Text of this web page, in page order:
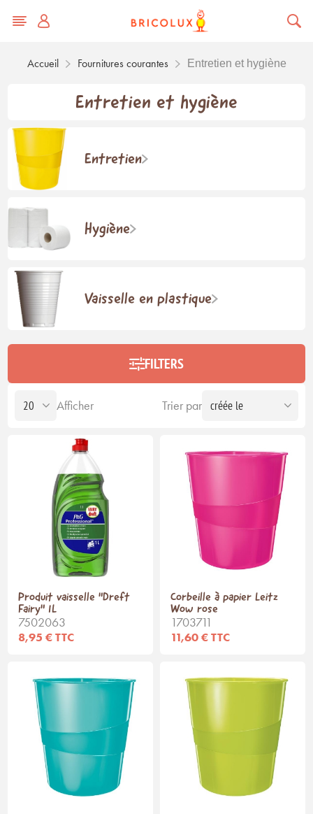
Accueil Fournitures courantes Entretien et hygiène
Entretien et hygiène
Entretien
Hygiène
Vaisselle en plastique
FILTERS
Trier par
Afficher
Produit vaisselle "Dreft
Fairy" 1L
7502063
8,95 € TTC
Corbeille à papier Leitz
Wow rose
1703711
11,60 € TTC